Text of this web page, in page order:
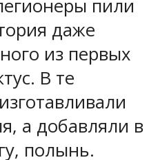
пили
даже
из первых
В те
а добавляли в
полынь.